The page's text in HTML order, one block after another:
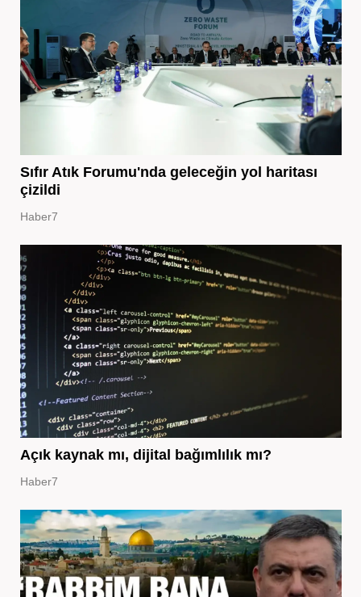
Sıfır Atık Forumu'nda geleceğin yol haritası
çizildi
Haber7
Açık kaynak mı, dijital bağımlılık mı?
Haber7